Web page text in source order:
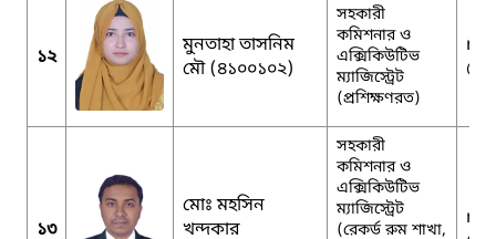
১২
মুনতাহা তাসনিম
মৌ (৪১০০১০২)
সহকারী
কমিশনার ও
এক্সিকিউটিভ
ম্যাজিস্ট্রেট
(প্রশিক্ষণরত)
১৩
মোঃ মহসিন
খন্দকার
সহকারী
কমিশনার ও
এক্সিকিউটিভ
ম্যাজিস্ট্রেট
(রেকর্ড রুম শাখা,